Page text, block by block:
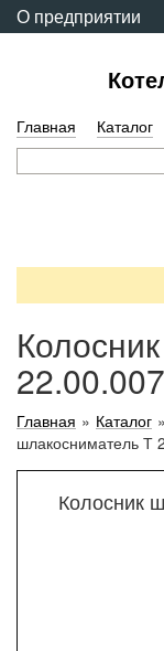
О предприятии
Главная Каталог
Главная » Каталог »
шлакосниматель Т
Колосник